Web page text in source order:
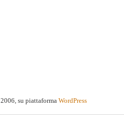
2006, su piattaforma WordPress